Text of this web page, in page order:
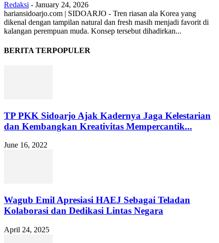
Redaksi - January 24, 2026
hariansidoarjo.com | SIDOARJO - Tren riasan ala Korea yang
dikenal dengan tampilan natural dan fresh masih menjadi favorit di
kalangan perempuan muda. Konsep tersebut dihadirkan...
BERITA TERPOPULER
TP PKK Sidoarjo Ajak Kadernya Jaga Kelestarian
dan Kembangkan Kreativitas Mempercantik...
June 16, 2022
Wagub Emil Apresiasi HAEJ Sebagai Teladan
Kolaborasi dan Dedikasi Lintas Negara
April 24, 2025